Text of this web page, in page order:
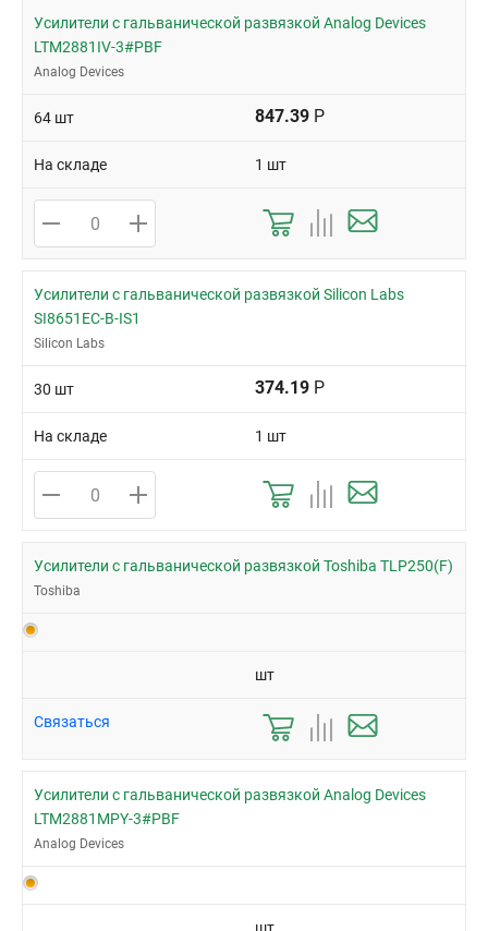
Усилители с гальванической развязкой Analog Devices
LTM2881IV-3#PBF
Analog Devices
64 шт 847.39 Р
На складе 1 шт
Усилители с гальванической развязкой Silicon Labs
SI8651EC-B-IS1
Silicon Labs
30 шт 374.19 Р
На складе 1 шт
Усилители с гальванической развязкой Toshiba TLP250(F)
Toshiba
шт
Связаться
Усилители с гальванической развязкой Analog Devices
LTM2881MPY-3#PBF
Analog Devices